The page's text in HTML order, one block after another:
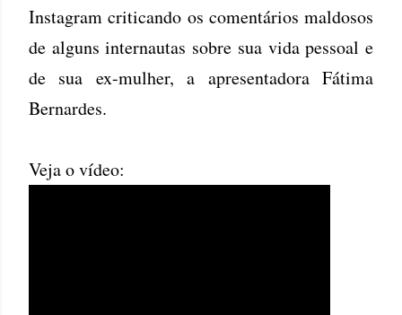
Instagram criticando os comentários maldosos
de alguns internautas sobre sua vida pessoal e
de sua ex-mulher, a apresentadora Fátima
Bernardes.
Veja o vídeo: